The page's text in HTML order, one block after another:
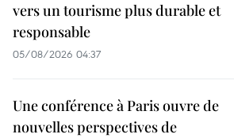
vers un tourisme plus durable et
responsable
05/08/2026 04:37
Une conférence à Paris ouvre de
nouvelles perspectives de